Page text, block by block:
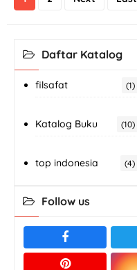
Daftar Katalog
filsafat (1)
Katalog Buku (10)
top indonesia (4)
Follow us